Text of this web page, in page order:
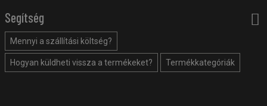
Segítség
Mennyi a szállítási költség?
Hogyan küldheti vissza a termékeket? Termékkategóriák